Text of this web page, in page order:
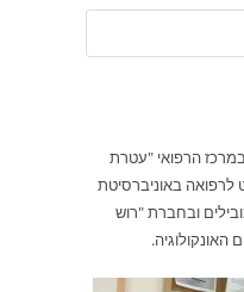
הרפואי "עטרת
לרפואה באוניברסיטת
ובחברת "רוש